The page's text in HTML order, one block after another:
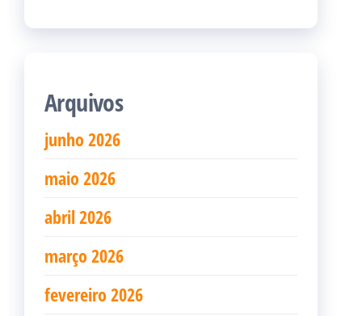
Arquivos
junho 2026
maio 2026
abril 2026
março 2026
fevereiro 2026